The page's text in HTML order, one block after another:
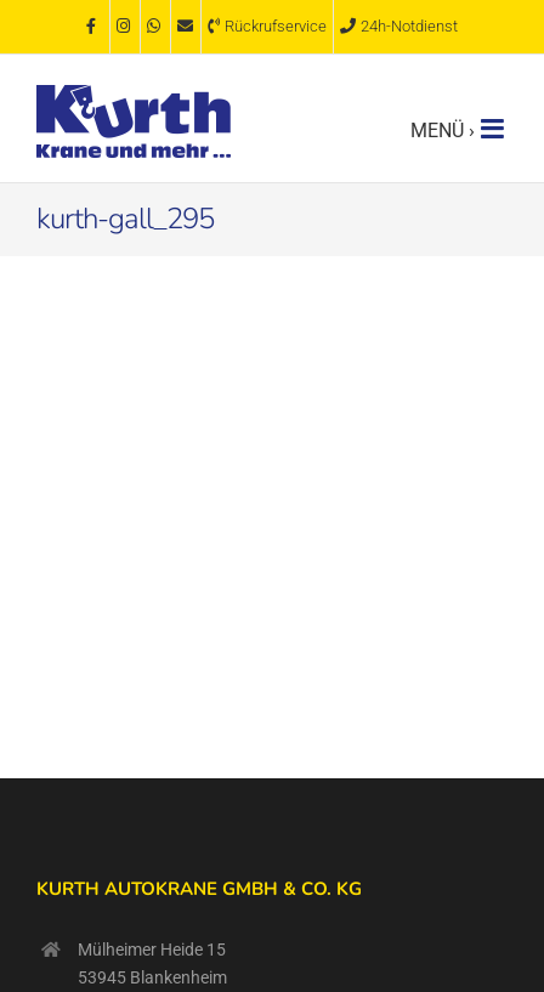
Rückrufservice 24h-Notdienst
kurth-gall_295
KURTH AUTOKRANE GMBH & CO. KG
Mülheimer Heide 15
53945 Blankenheim